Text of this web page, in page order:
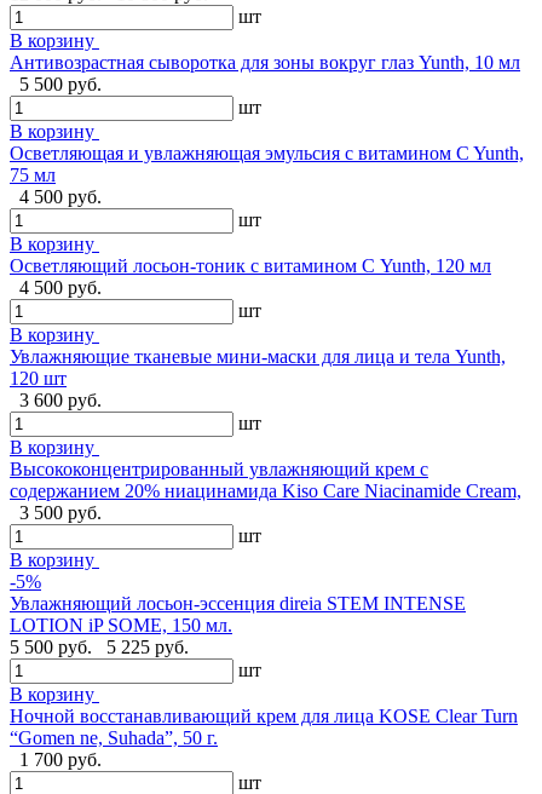
шт
В корзину
Антивозрастная сыворотка для зоны вокруг глаз Yunth, 10 мл
5 500 руб.
шт
В корзину
Осветляющая и увлажняющая эмульсия с витамином C Yunth,
75 мл
4 500 руб.
шт
В корзину
Осветляющий лосьон-тоник с витамином С Yunth, 120 мл
4 500 руб.
шт
В корзину
Увлажняющие тканевые мини-маски для лица и тела Yunth,
120 шт
3 600 руб.
шт
В корзину
Высококонцентрированный увлажняющий крем с
содержанием 20% ниацинамида Kiso Care Niacinamide Cream,
3 500 руб.
шт
В корзину
-5%
Увлажняющий лосьон-эссенция direia STEM INTENSE
LOTION iP SOME, 150 мл.
5 500 руб.
5 225 руб.
шт
В корзину
Ночной восстанавливающий крем для лица KOSE Clear Turn
“Gomen ne, Suhada”, 50 г.
1 700 руб.
шт